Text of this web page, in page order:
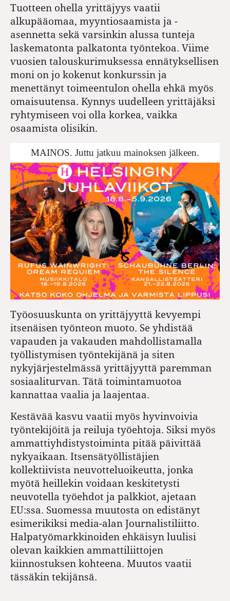
Tuotteen ohella yrittäjyys vaatii
alkupääomaa, myyntiosaamista ja -
asennetta sekä varsinkin alussa tunteja
laskematonta palkatonta työntekoa. Viime
vuosien talouskurimuksessa ennätyksellisen
moni on jo kokenut konkurssin ja
menettänyt toimeentulon ohella ehkä myös
omaisuutensa. Kynnys uudelleen yrittäjäksi
ryhtymiseen voi olla korkea, vaikka
osaamista olisikin.
MAINOS. Juttu jatkuu mainoksen jälkeen.
Työosuuskunta on yrittäjyyttä kevyempi
itsenäisen työnteon muoto. Se yhdistää
vapauden ja vakauden mahdollistamalla
työllistymisen työntekijänä ja siten
nykyjärjestelmässä yrittäjyyttä paremman
sosiaaliturvan. Tätä toimintamuotoa
kannattaa vaalia ja laajentaa.
Kestävää kasvu vaatii myös hyvinvoivia
työntekijöitä ja reiluja työehtoja. Siksi myös
ammattiyhdistystoiminta pitää päivittää
nykyaikaan. Itsensätyöllistäjien
kollektiivista neuvotteluoikeutta, jonka
myötä heillekin voidaan keskitetysti
neuvotella työehdot ja palkkiot, ajetaan
EU:ssa. Suomessa muutosta on edistänyt
esimerikiksi media-alan Journalistiliitto.
Halpatyömarkkinoiden ehkäisyn luulisi
olevan kaikkien ammattiliittojen
kiinnostuksen kohteena. Muutos vaatii
tässäkin tekijänsä.